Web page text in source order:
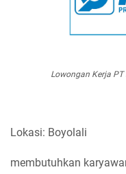
Lowongan Kerja
Lokasi: Boyolali
membutuhkan